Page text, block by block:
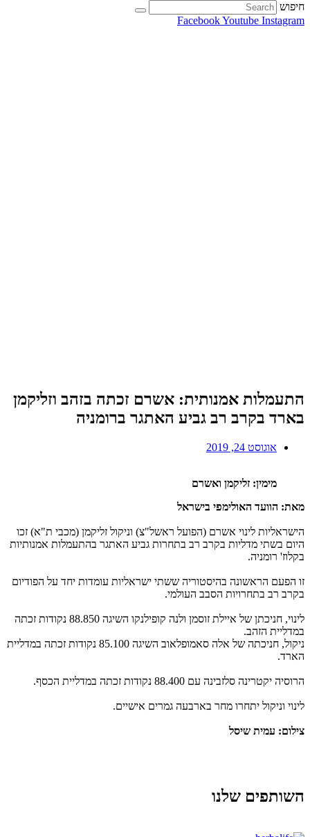
חיפוש
FacebookYoutube Instagram
התעמלות אמנותית: אשרם זכתה בזהב וזליקמן
בארד בקרב רב גביע האתגר ברומניה
אוגוסט 24, 2019
מימין: זליקמן ואשרם
מאת: הוועד האולימפי בישראל
הישראליות לינוי אשרם (הפועל ראשל"צ) וניקול זליקמן (מכבי ת"א) זכו
היום בשתי מדליות בקרב רב בתחרות גביע האתגר בהתעמלות אמנותיות
בקלוז' רומניה.
זו הפעם הראשונה בהיסטוריה ששתי ישראליות עומדות יחד על הפודיום
בקרב רב בתחרויות הסבב העולמי.
לינוי, חניכתן של איילת זוסמן ולנה קופילנקו השיגה 88.850 נקודות זכתה
במדליית הזהב.
ניקול, חניכתה של אלה סאמופלאוב השיגה 85.100 נקודות זכתה במדליית
הארד.
הרוסיה יקטרינה סלזבינה עם 88.400 נקודות זכתה במדליית הכסף.
לינוי וניקול יתחרו מחר בארבעה גמרים אישיים.
צילום: עמית שיסל
השותפים שלנו